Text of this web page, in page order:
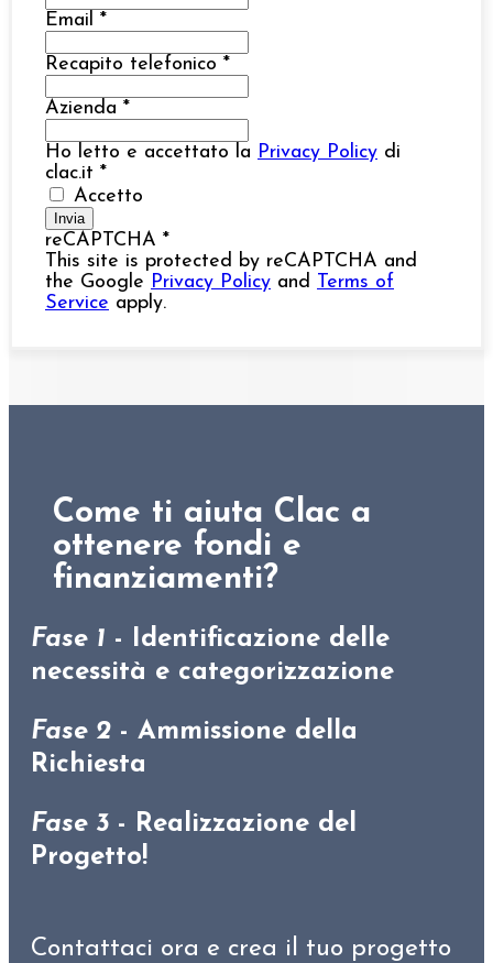
Email *
Recapito telefonico *
Azienda *
Ho letto e accettato la Privacy Policy di
clac.it *
Accetto
Invia
reCAPTCHA *
This site is protected by reCAPTCHA and
the Google Privacy Policy and Terms of
Service apply.
Come ti aiuta Clac a
ottenere fondi e
finanziamenti?
Fase 1 - Identificazione delle
necessità e categorizzazione
Fase 2 - Ammissione della
Richiesta
Fase 3 - Realizzazione del
Progetto!
Contattaci ora e crea il tuo progetto